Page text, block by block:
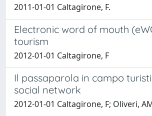
2011-01-01 Caltagirone, F.
Electronic word of mouth
tourism
2012-01-01 Caltagirone, F
Il passaparola in campo
social network
2012-01-01 Caltagirone, F; Oliveri,